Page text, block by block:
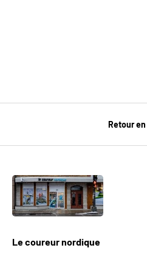
Retour
Le coureur nordique